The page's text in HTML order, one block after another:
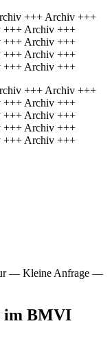
+++ Archiv +++
+++ Archiv +++
+++ Archiv +++
+++ Archiv +++
+++ Archiv +++
+++ Archiv +++
+++ Archiv +++
+++ Archiv +++
+++ Archiv +++
+++ Archiv +++
— Kleine Anfrage —
im BMVI